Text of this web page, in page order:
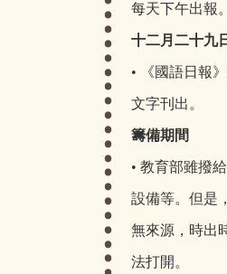
每天下午出報。
十二月二十九
• 《國語日報
文字刊出。
籌備期間
• 教育部雖撥
設備等。但是
無來源，時出
法打開。